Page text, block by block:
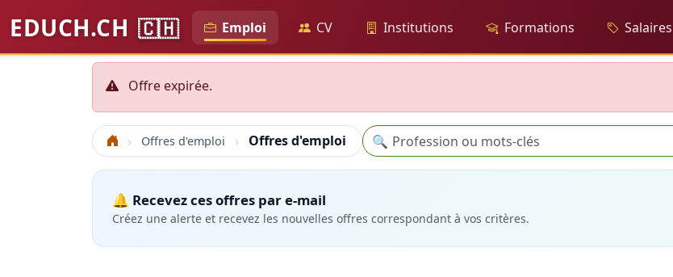
EDUCH.CH 🇨🇭 Emploi CV Institutions Formations Salaires
Offre expirée.
Accueil Offres d'emploi Offres d'emploi Recherche
🔍
🔔 Recevez ces offres par e-mail
Créez une alerte et recevez les nouvelles offres correspondant à vos critères.